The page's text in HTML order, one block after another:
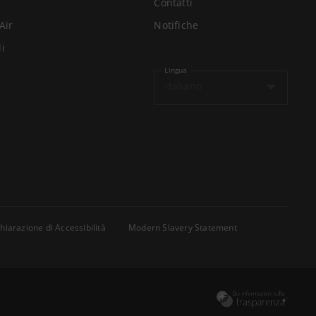
Notifiche
Lingua
di Accessibilità
Modern Slavery Statement